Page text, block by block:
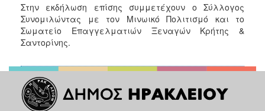
Στην εκδήλωση επίσης συμμετέχουν ο Σύλλογος
Συνομιλώντας με τον Μινωικό Πολιτισμό και το
Σωματείο Επαγγελματιών Ξεναγών Κρήτης &
Σαντορίνης.